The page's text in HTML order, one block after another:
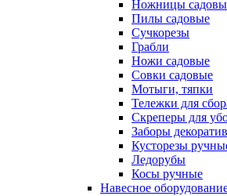
Ножницы
Пилы садовые
Сучкорезы
Грабли
Ножи садовые
Совки садовые
Мотыги, тяпки
Тележки для
Скреперы для
Заборы
Кусторезы
Ледорубы
Косы ручные
Навесное